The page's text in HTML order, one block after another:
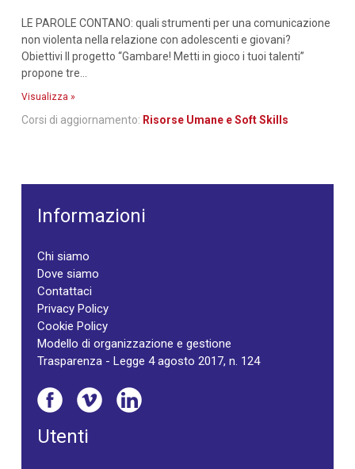
LE PAROLE CONTANO: quali strumenti per una comunicazione
non violenta nella relazione con adolescenti e giovani?
Obiettivi Il progetto “Gambare! Metti in gioco i tuoi talenti”
propone tre...
Visualizza »
Corsi di aggiornamento: Risorse Umane e Soft Skills
Informazioni
Chi siamo
Dove siamo
Contattaci
Privacy Policy
Cookie Policy
Modello di organizzazione e gestione
Trasparenza - Legge 4 agosto 2017, n. 124
Utenti